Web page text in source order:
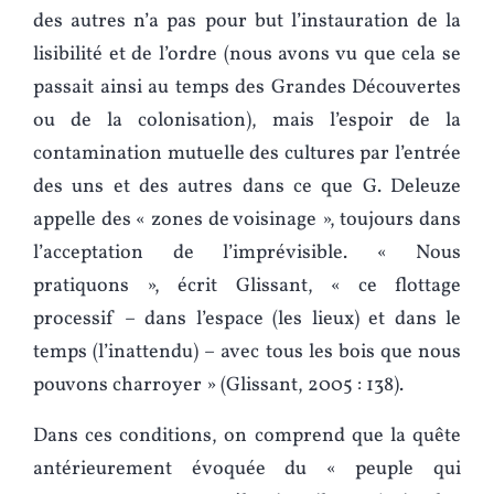
des autres n’a pas pour but l’instauration de la
lisibilité et de l’ordre (nous avons vu que cela se
passait ainsi au temps des Grandes Découvertes
ou de la colonisation), mais l’espoir de la
contamination mutuelle des cultures par l’entrée
des uns et des autres dans ce que G. Deleuze
appelle des « zones de voisinage », toujours dans
l’acceptation de l’imprévisible. « Nous
pratiquons », écrit Glissant, « ce flottage
processif – dans l’espace (les lieux) et dans le
temps (l’inattendu) – avec tous les bois que nous
pouvons charroyer » (Glissant, 2005 : 138).
Dans ces conditions, on comprend que la quête
antérieurement évoquée du « peuple qui